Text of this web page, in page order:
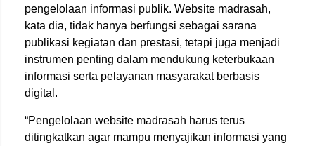
pengelolaan informasi publik. Website madrasah,
kata dia, tidak hanya berfungsi sebagai sarana
publikasi kegiatan dan prestasi, tetapi juga menjadi
instrumen penting dalam mendukung keterbukaan
informasi serta pelayanan masyarakat berbasis
digital.
“Pengelolaan website madrasah harus terus
ditingkatkan agar mampu menyajikan informasi yang